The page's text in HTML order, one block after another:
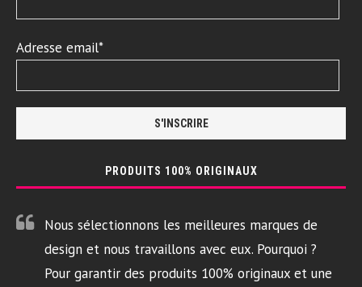
Adresse email*
PRODUITS 100% ORIGINAUX
Nous sélectionnons les meilleures marques de
design et nous travaillons avec eux. Pourquoi ?
Pour garantir des produits 100% originaux et une